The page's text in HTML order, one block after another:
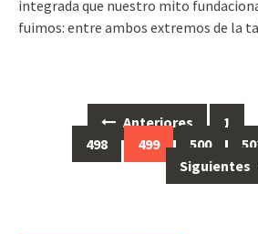
integrada que nuestro mito
fuimos: entre ambos extremos de la
Anteriores 1
498
499 500
Siguientes